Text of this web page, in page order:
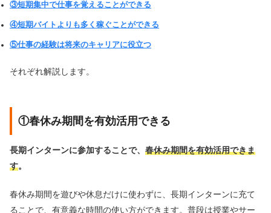
③短期集中で仕事を覚えることができる
④短期バイトよりも多く稼ぐことができる
⑤仕事の経験は将来のキャリアに役立つ
それぞれ解説します。
①春休み期間を有効活用できる
長期インターンに参加することで、 春休み期間を有効活用できま
す。
春休み期間を遊びや休息だけに使わずに、長期インターンに充て
ることで、有意義な時間の使い方ができます。普段は授業やサー